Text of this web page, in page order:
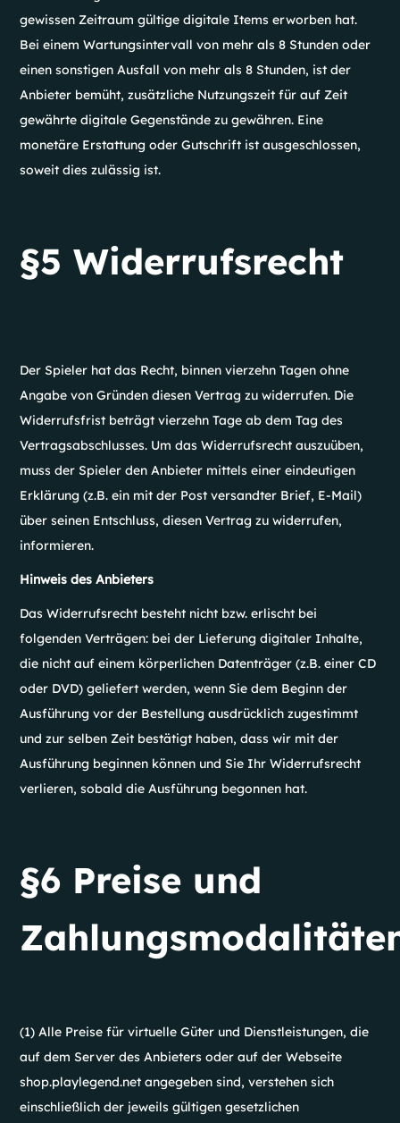
gewissen Zeitraum gültige digitale Items erworben hat.
Bei einem Wartungsintervall von mehr als 8 Stunden oder
einen sonstigen Ausfall von mehr als 8 Stunden, ist der
Anbieter bemüht, zusätzliche Nutzungszeit für auf Zeit
gewährte digitale Gegenstände zu gewähren. Eine
monetäre Erstattung oder Gutschrift ist ausgeschlossen,
soweit dies zulässig ist.
§5 Widerrufsrecht
Der Spieler hat das Recht, binnen vierzehn Tagen ohne
Angabe von Gründen diesen Vertrag zu widerrufen. Die
Widerrufsfrist beträgt vierzehn Tage ab dem Tag des
Vertragsabschlusses. Um das Widerrufsrecht auszuüben,
muss der Spieler den Anbieter mittels einer eindeutigen
Erklärung (z.B. ein mit der Post versandter Brief, E-Mail)
über seinen Entschluss, diesen Vertrag zu widerrufen,
informieren.
Hinweis des Anbieters
Das Widerrufsrecht besteht nicht bzw. erlischt bei
folgenden Verträgen: bei der Lieferung digitaler Inhalte,
die nicht auf einem körperlichen Datenträger (z.B. einer CD
oder DVD) geliefert werden, wenn Sie dem Beginn der
Ausführung vor der Bestellung ausdrücklich zugestimmt
und zur selben Zeit bestätigt haben, dass wir mit der
Ausführung beginnen können und Sie Ihr Widerrufsrecht
verlieren, sobald die Ausführung begonnen hat.
§6 Preise und
(1) Alle Preise für virtuelle Güter und Dienstleistungen, die
auf dem Server des Anbieters oder auf der Webseite
shop.playlegend.net angegeben sind, verstehen sich
einschließlich der jeweils gültigen gesetzlichen